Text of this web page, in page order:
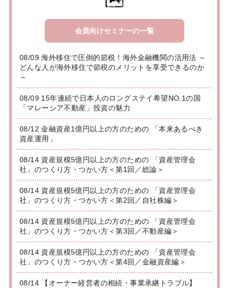
会員向けセミナーの一覧
08/09 海外移住で圧倒的節税！海外金融機関の活用法 ～
どんな人が海外移住で節税のメリットを享受できるのか
～
08/09 15年連続で日本人のロングステイ希望NO.1の国
「マレーシア不動産」投資の魅力
08/12 金融資産1億円以上の方のための 「本来あるべき
資産運用」
08/14 資産規模5億円以上の方のための 「資産管理会
社」のつくり方・つかい方＜第1回／総論＞
08/14 資産規模5億円以上の方のための 「資産管理会
社」のつくり方・つかい方＜第2回／自社株編＞
08/14 資産規模5億円以上の方のための 「資産管理会
社」のつくり方・つかい方＜第3回／不動産編＞
08/14 資産規模5億円以上の方のための 「資産管理会
社」のつくり方・つかい方＜第4回／金融資産編＞
08/14 【オーナー経営者の相続・事業承継トラブル】